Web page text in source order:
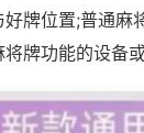
牌位置;普通
牌功能的设备或